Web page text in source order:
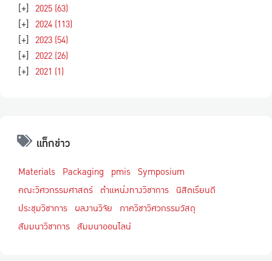
[+] 2025 (63)
[+] 2024 (113)
[+] 2023 (54)
[+] 2022 (26)
[+] 2021 (1)
แท็กข่าว
Materials Packaging pmis Symposium
คณะวิศวกรรมศาสตร์ ตำแหน่งทางวิชาการ นิสิตเรียนดี
ประชุมวิชาการ ผลงานวิจัย ภาควิชาวิศวกรรมวัสดุ
สัมมนาวิชาการ สัมมนาออนไลน์